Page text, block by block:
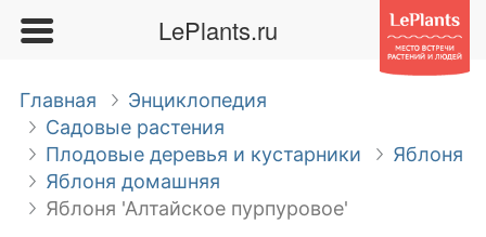
LePlants.ru
Главная
Энциклопедия
Садовые растения
Плодовые деревья и кустарники
Яблоня
Яблоня домашняя
Яблоня 'Алтайское пурпуровое'